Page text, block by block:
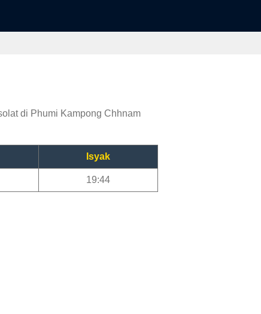
di Phumi Kampong Chhnam
Isyak
19:44